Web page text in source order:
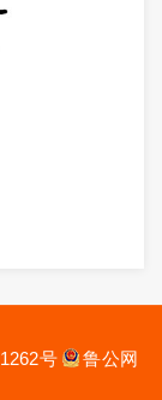
号
鲁公网